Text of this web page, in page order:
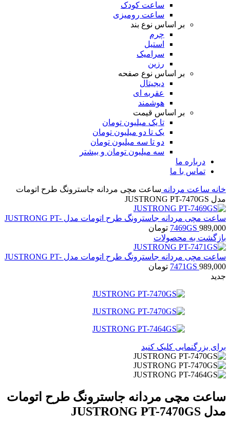
ساعت کودک
ساعت رومیزی
بر اساس نوع بند
چرم
استیل
سرامیک
رزین
بر اساس نوع صفحه
دیجیتال
عقربه ای
هوشمند
بر اساس قیمت
تا یک میلیون تومان
یک تا دو میلیون تومان
دو تا سه میلیون تومان
سه میلیون تومان و بیشتر
درباره ما
تماس با ما
خانه ساعت مردانه ساعت مچی مردانه جاسترونگ طرح اتومات
مدل JUSTRONG PT-7470GS
ساعت مچی مردانه جاسترونگ طرح اتومات مدل JUSTRONG PT-
7469GS 989,000
تومان
بازگشت به محصولات
ساعت مچی مردانه جاسترونگ طرح اتومات مدل JUSTRONG PT-
7471GS 989,000
تومان
جدید
برای بزرگنمایی کلیک کنید
ساعت مچی مردانه جاسترونگ طرح اتومات
مدل JUSTRONG PT-7470GS